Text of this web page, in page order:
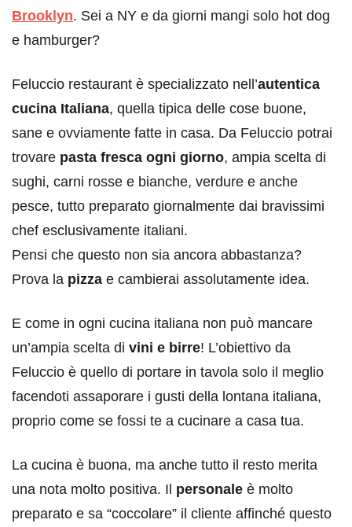
Brooklyn. Sei a NY e da giorni mangi solo hot dog
e hamburger?
Feluccio restaurant è specializzato nell’autentica
cucina Italiana, quella tipica delle cose buone,
sane e ovviamente fatte in casa. Da Feluccio potrai
trovare pasta fresca ogni giorno, ampia scelta di
sughi, carni rosse e bianche, verdure e anche
pesce, tutto preparato giornalmente dai bravissimi
chef esclusivamente italiani.
Pensi che questo non sia ancora abbastanza?
Prova la pizza e cambierai assolutamente idea.
E come in ogni cucina italiana non può mancare
un’ampia scelta di vini e birre! L’obiettivo da
Feluccio è quello di portare in tavola solo il meglio
facendoti assaporare i gusti della lontana italiana,
proprio come se fossi te a cucinare a casa tua.
La cucina è buona, ma anche tutto il resto merita
una nota molto positiva. Il personale è molto
preparato e sa “coccolare” il cliente affinché questo